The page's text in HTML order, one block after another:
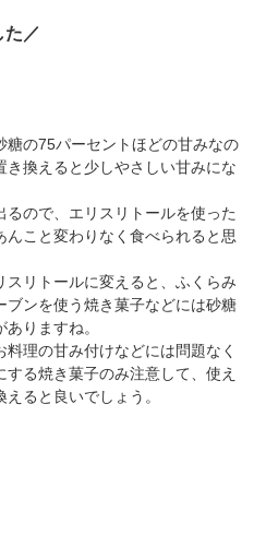
た／
糖の75パーセントほどの甘みなの
換えると少しやさしい甘みにな
るので、エリスリトールを使った
んこと変わりなく食べられると思
リトールに変えると、ふくらみ
ンを使う焼き菓子などには砂糖
りますね。
理の甘み付けなどには問題なく
る焼き菓子のみ注意して、使え
ると良いでしょう。